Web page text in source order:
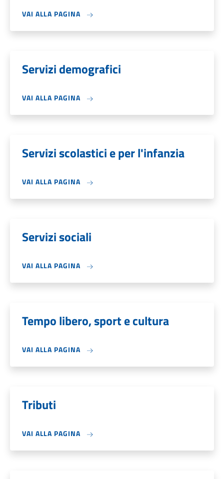
VAI ALLA PAGINA
Servizi demografici
VAI ALLA PAGINA
Servizi scolastici e per l'infanzia
VAI ALLA PAGINA
Servizi sociali
VAI ALLA PAGINA
Tempo libero, sport e cultura
VAI ALLA PAGINA
Tributi
VAI ALLA PAGINA